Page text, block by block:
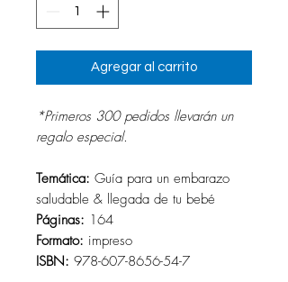
Agregar al carrito
*Primeros 300 pedidos llevarán un
regalo especial.
Temática: Guía para un embarazo
saludable & llegada de tu bebé
Páginas: 164
Formato: impreso
ISBN: 978-607-8656-54-7